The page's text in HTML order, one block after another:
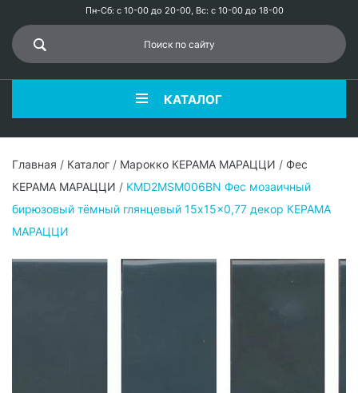
Пн-Сб: с 10-00 до 20-00, Вс: с 10-00 до 18-00
КАТАЛОГ
Главная / Каталог / Марокко КЕРАМА МАРАЦЦИ / Фес
КЕРАМА МАРАЦЦИ / KMD2MSM006BN Фес мозаичный
бирюзовый тёмный глянцевый 15x15x0,77 декор КЕРАМА
МАРАЦЦИ